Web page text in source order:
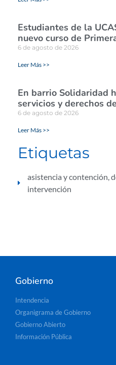
Estudiantes de la
nuevo curso de
6 de agosto de 2026
Leer Más >>
En barrio Solidaridad
servicios y derechos
6 de agosto de 2026
Leer Más >>
Etiquetas
asistencia y contención,
intervención
Gobierno
Intendencia
Organigrama de Gobierno
Gobierno Abierto
Información Pública